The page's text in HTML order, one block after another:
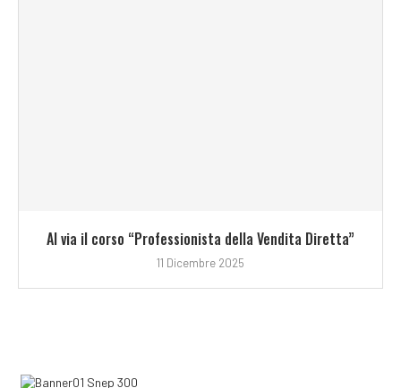
Al via il corso “Professionista della Vendita Diretta”
11 Dicembre 2025